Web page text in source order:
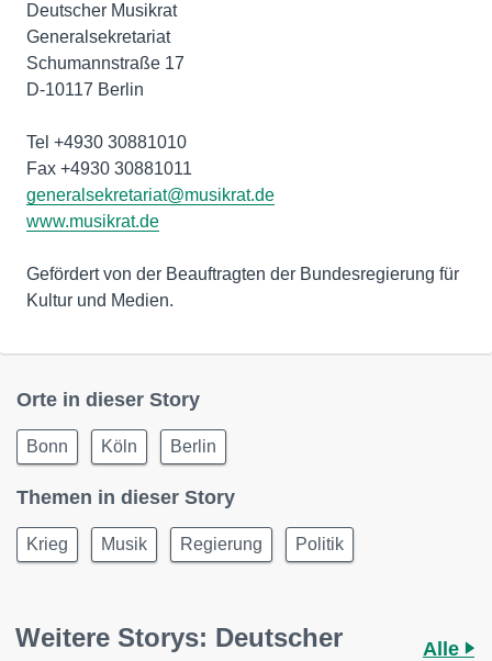
Deutscher Musikrat
Generalsekretariat
Schumannstraße 17
D-10117 Berlin
Tel +4930 30881010
generalsekretariat@musikrat.de
www.musikrat.de
Gefördert von der Beauftragten der Bundesregierung für
Kultur und Medien.
Orte in dieser Story
Bonn Köln Berlin
Themen in dieser Story
Krieg Musik Regierung Politik
Weitere Storys: Deutscher
Alle